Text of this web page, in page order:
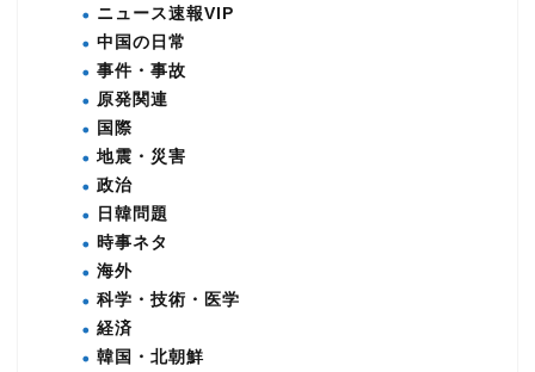
ニュース速報VIP
中国の日常
事件・事故
原発関連
国際
地震・災害
政治
日韓問題
時事ネタ
海外
科学・技術・医学
経済
韓国・北朝鮮